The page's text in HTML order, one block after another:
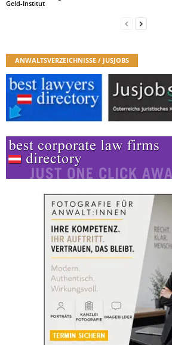
Geld-Institut
ANWALTSVERZEICHNISSE / JUSJOBS